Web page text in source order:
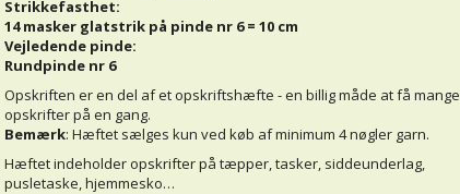
Strikkefasthet:
14 masker glatstrik på pinde nr 6 = 10 cm
Vejledende pinde:
Rundpinde nr 6
Opskriften er en del af et opskriftshæfte - en billig måde at få mange
opskrifter på en gang.
Bemærk: Hæftet sælges kun ved køb af minimum 4 nøgler garn.
Hæftet indeholder opskrifter på tæpper, tasker, siddeunderlag,
pusletaske, hjemmesko…